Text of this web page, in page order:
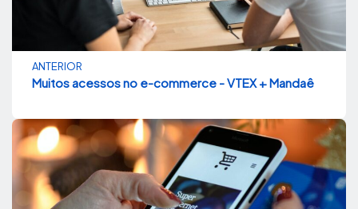
ANTERIOR
Muitos acessos no e-commerce - VTEX + Mandaê